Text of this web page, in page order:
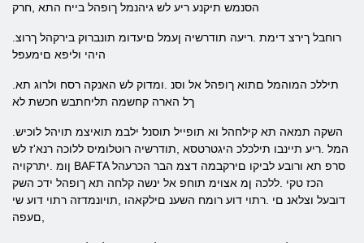
הסנמש תיקנע ריע לש גיהנמל ךופהל בייח התא ,חרק
היהי וליפא םימעפל
ךל הארה קחשמה תליחתבש חכשת לא
המל .ריע תיינבו תילכלכ היגטרטסא ,תודרשיה רוטלומיס ללוכה רנא'ז לש
ןומ .יתרקויה BAFTA סרפ תא ורובע לביקו םירקבמה דצמ הבר הכרעהל
הכז טקי .ללכה ןמ אצוימ תוחפ אל ינשה קלחה תא ךופהל ידכ השק
דובעל וצלאנ םי .רתוי דוע רומח השענ םילקאהו ,תויונמדזה רתוי דוע שי
,םעפה